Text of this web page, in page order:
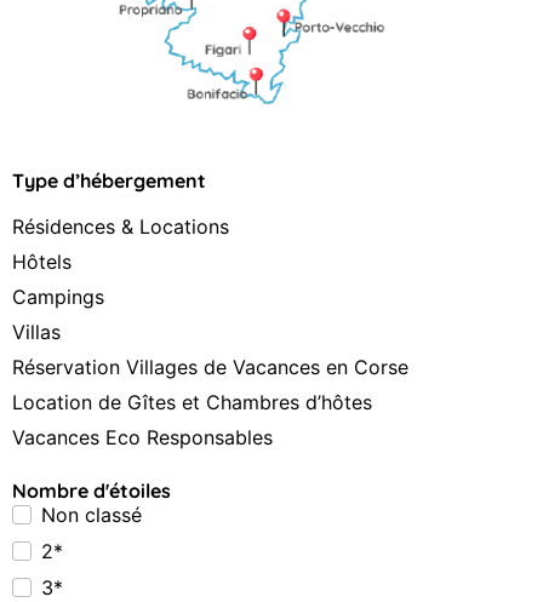
Type d’hébergement
Résidences & Locations
Hôtels
Campings
Villas
Réservation Villages de Vacances en Corse
Location de Gîtes et Chambres d’hôtes
Vacances Eco Responsables
Nombre d'étoiles
Non classé
2*
3*